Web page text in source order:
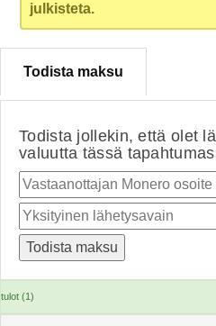
julkisteta.
Todista maksu
Todista jollekin, että olet
valuutta tässä
tulot (1)